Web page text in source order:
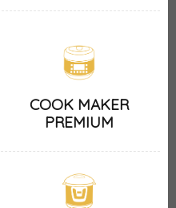
COOK MAKER
PREMIUM